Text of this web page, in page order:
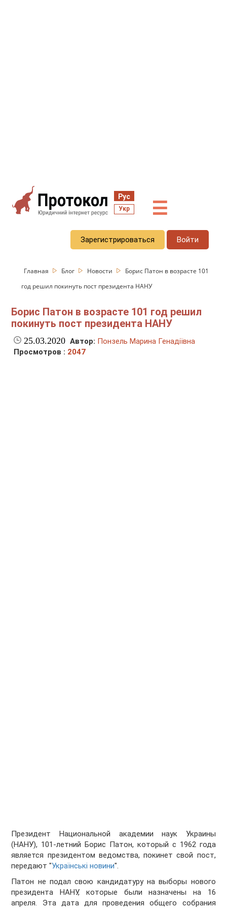
Рус
Укр ☰
Зарегистрироваться Войти
Главная Блог Новости
Борис Патон в возрасте 101
год решил покинуть пост президента НАНУ
Борис Патон в возрасте 101 год решил
покинуть пост президента НАНУ
25.03.2020 Автор: Понзель Марина Генадіївна
Просмотров : 2047
Президент Национальной академии наук Украины
(НАНУ), 101-летний Борис Патон, который с 1962 года
является президентом ведомства, покинет свой пост,
передают "Українські новини".
Патон не подал свою кандидатуру на выборы нового
президента НАНУ, которые были назначены на 16
апреля. Эта дата для проведения общего собрания